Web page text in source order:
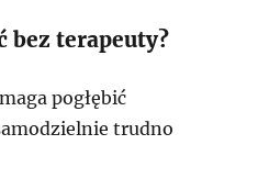
bez terapeuty?
pogłębić
trudno